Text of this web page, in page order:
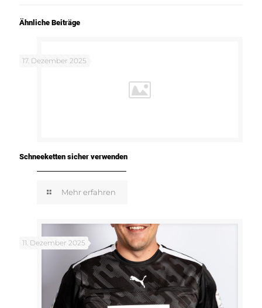
Ähnliche Beiträge
17. Dezember 2025
Schneeketten sicher verwenden
Mehr erfahren
11. Dezember 2025